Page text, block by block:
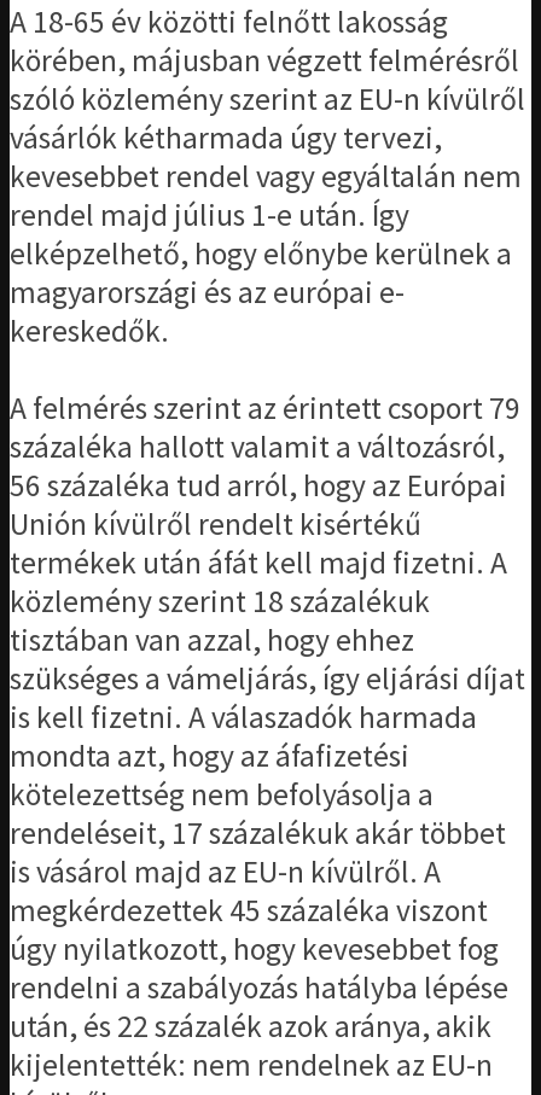
A 18-65 év közötti felnőtt lakosság
körében, májusban végzett felmérésről
szóló közlemény szerint az EU-n kívülről
vásárlók kétharmada úgy tervezi,
kevesebbet rendel vagy egyáltalán nem
rendel majd július 1-e után. Így
elképzelhető, hogy előnybe kerülnek a
magyarországi és az európai e-
kereskedők.
A felmérés szerint az érintett csoport 79
százaléka hallott valamit a változásról,
56 százaléka tud arról, hogy az Európai
Unión kívülről rendelt kisértékű
termékek után áfát kell majd fizetni. A
közlemény szerint 18 százalékuk
tisztában van azzal, hogy ehhez
szükséges a vámeljárás, így eljárási díjat
is kell fizetni. A válaszadók harmada
mondta azt, hogy az áfafizetési
kötelezettség nem befolyásolja a
rendeléseit, 17 százalékuk akár többet
is vásárol majd az EU-n kívülről. A
megkérdezettek 45 százaléka viszont
úgy nyilatkozott, hogy kevesebbet fog
rendelni a szabályozás hatályba lépése
után, és 22 százalék azok aránya, akik
kijelentették: nem rendelnek az EU-n